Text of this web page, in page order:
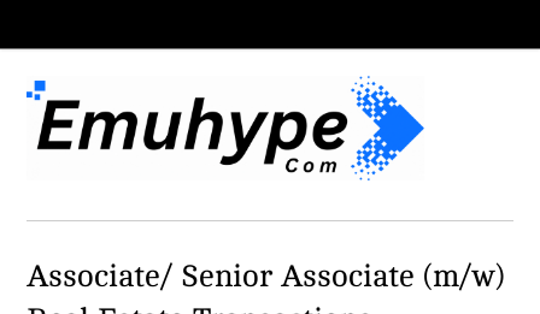
Associate/ Senior Associate (m/w)